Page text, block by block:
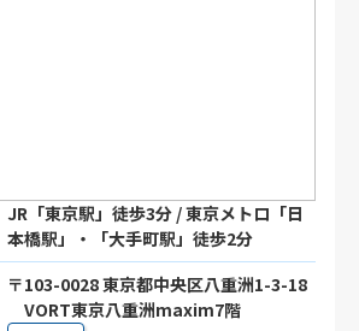
JR「東京駅」徒歩3分 / 東京メトロ「日
本橋駅」・「大手町駅」徒歩2分
〒103-0028 東京都中央区八重洲1-3-18
VORT東京八重洲maxim7階